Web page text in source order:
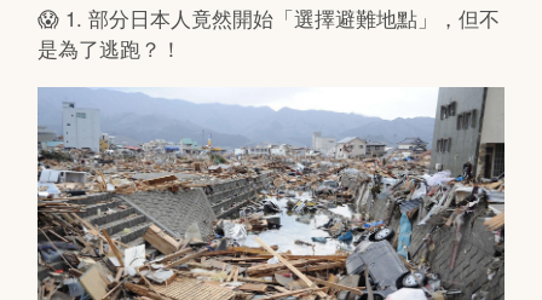
😱 1. 部分日本人竟然開始「選擇避難地點」，但不
是為了逃跑？！